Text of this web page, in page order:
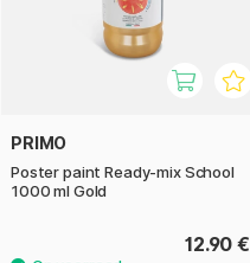
PRIMO
Poster paint Ready-mix School
1000 ml Gold
12.90 €